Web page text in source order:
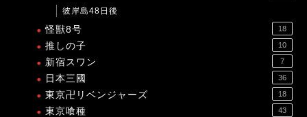
彼岸島48日後
怪獣8号 18
推しの子 10
新宿スワン 7
日本三國 36
東京卍リベンジャーズ 18
東京喰種 43